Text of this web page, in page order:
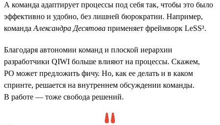
А команда адаптирует процессы под себя так, чтобы это было
эффективно и удобно, без лишней бюрократии. Например,
команда Александра Десятова применяет фреймворк LeSS³.
Благодаря автономии команд и плоской иерархии
разработчики QIWI больше влияют на процессы. Скажем,
PO может предложить фичу. Но, как ее делать и в каком
спринте, решается на внутреннем обсуждении команды.
В работе — тоже свобода решений.